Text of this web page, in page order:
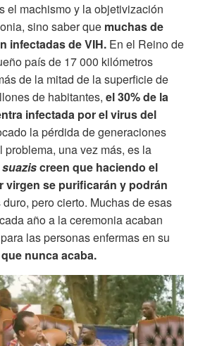
el machismo y la objetivización
sino saber que muchas de
infectadas de VIH. En el Reino de
país de 17 000 kilómetros
de la mitad de la superficie de
de habitantes, el 30% de la
infectada por el virus del
la pérdida degeneraciones
problema, una vez más, es la
suaziscreen que haciendo el
virgen se purificarán y podrán
duro, pero cierto. Muchas de esas
año a la ceremonia acaban
las personas enfermas en su
nunca acaba.